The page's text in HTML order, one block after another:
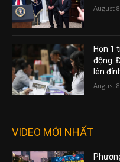
August
Hơn 1
động:
lên
August
VIDEO MỚI NHẤT